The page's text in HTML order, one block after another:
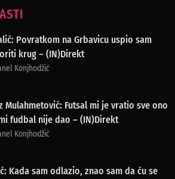
Povratkom na Grbavicu uspio sam
krug – (IN)Direkt
Konjhodžić
Mulahmetović: Futsal mi je vratio sve ono
fudbal nije dao – (IN)Direkt
Konjhodžić
Kada sam odlazio, znao sam da ću se